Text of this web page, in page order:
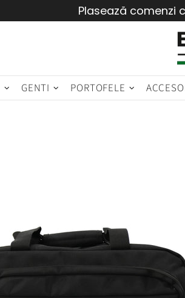
Plasează comenzi
GENTI PORTOFELE